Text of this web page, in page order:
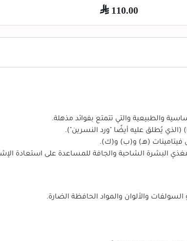
110.00
والطبيعية والتي تتمتع بفوائد مذهلة.
فيتامينات (هـ) و(ب) و(ك).
البشرة الشاحبة والجافة للمساعدة على استعادة
السولفات والألوان والمواد الحافظة الضارة.